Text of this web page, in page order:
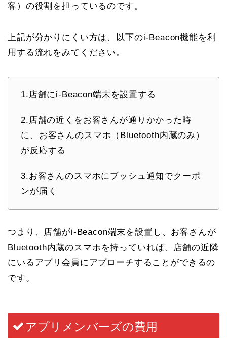
客）の役割を担っているのです。
上記が分かりにくい方は、以下のi-Beacon機能を利
用する流れをみてください。
1.店舗にi-Beacon端末を設置する
2.店舗の近くをお客さんが通りかかった時
に、お客さんのスマホ（Bluetooth内蔵のみ）
が反応する
3.お客さんのスマホにプッシュ通知でクーポ
ンが届く
つまり、店舗がi-Beacon端末を設置し、お客さんが
Bluetooth内蔵のスマホを持っていれば、店舗の近隣
にいるアプリ会員にアプローチすることができるの
です。
アプリメンバーズの費用